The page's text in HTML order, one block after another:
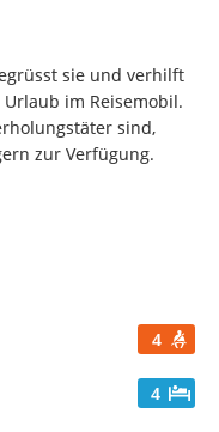
sie und verhilft
im Reisemobil.
sind,
zur Verfügung.
4
4